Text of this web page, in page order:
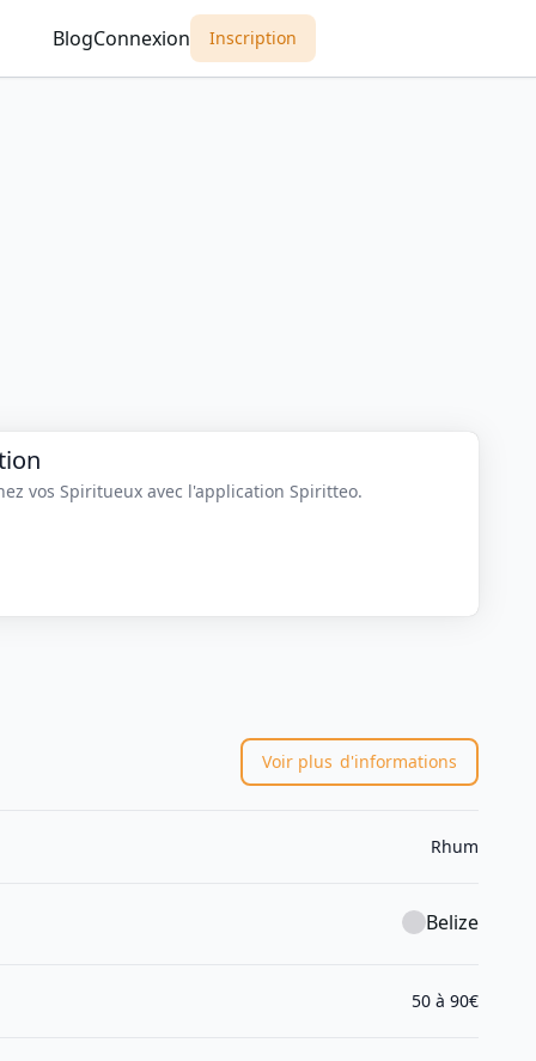
BlogConnexion Inscription
vos Spiritueux avec l'application Spiritteo.
Voir plus d'informations
Rhum
Belize
50 à 90€